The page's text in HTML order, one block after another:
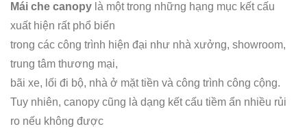
Mái che canopy là một trong những hạng mục kết cấu
xuất hiện rất phổ biến
trong các công trình hiện đại như nhà xưởng, showroom,
trung tâm thương mại,
bãi xe, lối đi bộ, nhà ở mặt tiền và công trình công cộng.
Tuy nhiên, canopy cũng là dạng kết cấu tiềm ẩn nhiều rủi
ro nếu không được